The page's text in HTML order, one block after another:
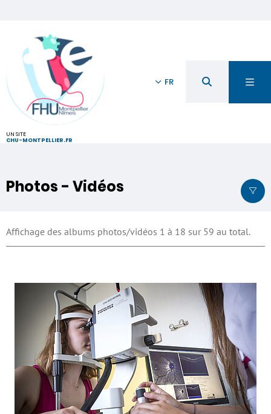
UN SITE
CHU-MONTPELLIER.FR
FR
Photos - Vidéos
Affichage des albums photos/vidéos 1 à 18 sur 59 au total.